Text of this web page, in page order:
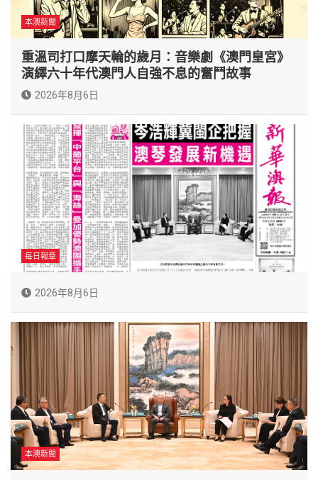
本澳新聞
重溫司打口摩天輪的歲月：音樂劇《澳門皇宮》
演繹六十年代澳門人自強不息的奮鬥故事
2026年8月6日
每日報章
2026年8月6日
本澳新聞